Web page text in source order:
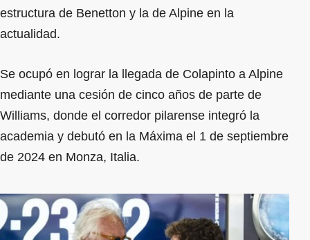
estructura de Benetton y la de Alpine en la
actualidad.
Se ocupó en lograr la llegada de Colapinto a Alpine
mediante una cesión de cinco años de parte de
Williams, donde el corredor pilarense integró la
academia y debutó en la Máxima el 1 de septiembre
de 2024 en Monza, Italia.